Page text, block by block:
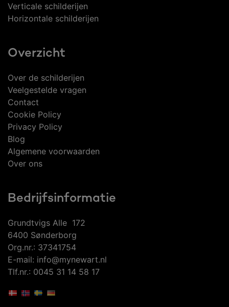
Verticale schilderijen
Horizontale schilderijen
Overzicht
Over de schilderijen
Veelgestelde vragen
Contact
Cookie Policy
Privacy Policy
Blog
Algemene voorwaarden
Over ons
Bedrijfsinformatie
Grundtvigs Alle 172
6400 Sønderborg
Org.nr.: 37341754
E-mail: info@mynewart.nl
Tlf.nr.: 0045 31 14 58 17